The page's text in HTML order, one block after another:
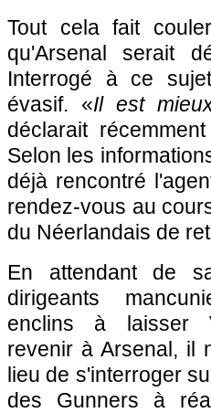
Tout cela fait
qu'Arsenal serait
Interrogé à ce
évasif. «Il est
déclarait
Selon les
déjà rencontré
rendez-vous au
du Néerlandais de
En attendant de
dirigeants
enclins à laisser
revenir à Arsenal, il
lieu de s'interroger
des Gunners à